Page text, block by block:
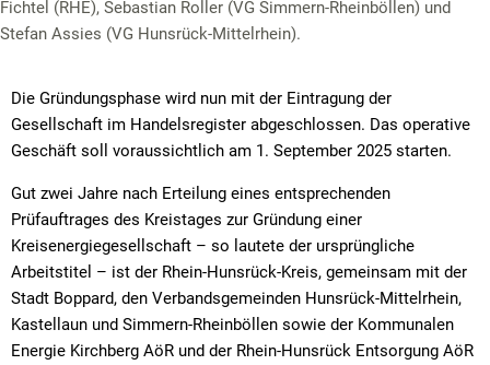
Fichtel (RHE), Sebastian Roller (VG Simmern-Rheinböllen) und
Stefan Assies (VG Hunsrück-Mittelrhein).
Die Gründungsphase wird nun mit der Eintragung der
Gesellschaft im Handelsregister abgeschlossen. Das operative
Geschäft soll voraussichtlich am 1. September 2025 starten.
Gut zwei Jahre nach Erteilung eines entsprechenden
Prüfauftrages des Kreistages zur Gründung einer
Kreisenergiegesellschaft – so lautete der ursprüngliche
Arbeitstitel – ist der Rhein-Hunsrück-Kreis, gemeinsam mit der
Stadt Boppard, den Verbandsgemeinden Hunsrück-Mittelrhein,
Kastellaun und Simmern-Rheinböllen sowie der Kommunalen
Energie Kirchberg AöR und der Rhein-Hunsrück Entsorgung AöR